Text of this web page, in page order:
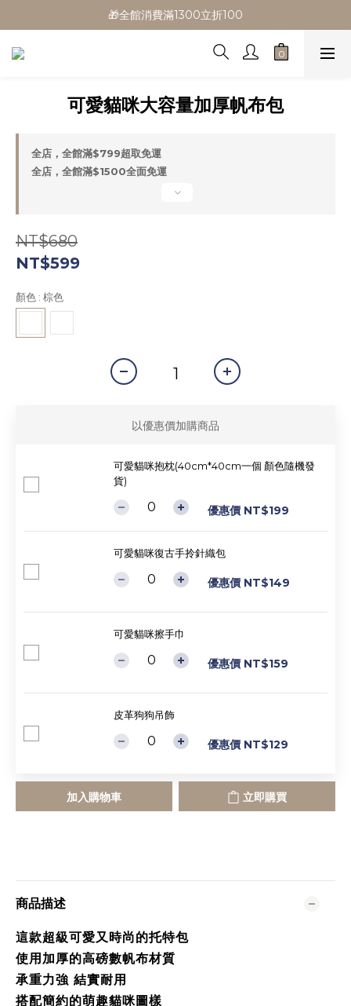
🎁全館消費滿1300立折100
🎁全館消費滿1300立折100
🎉新會員首購/超取免運
🎁全館消費滿1300立折100
可愛貓咪大容量加厚帆布包
全店，全館滿$799超取免運
全店，全館滿$1500全面免運
NT$680
NT$599
顏色 : 棕色
以優惠價加購商品
可愛貓咪抱枕(40cm*40cm一個 顏色隨機發
貨)
優惠價 NT$199
可愛貓咪復古手拎針織包
優惠價 NT$149
可愛貓咪擦手巾
優惠價 NT$159
皮革狗狗吊飾
優惠價 NT$129
加入購物車 立即購買
商品描述
這款超級可愛又時尚的托特包
使用加厚的高磅數帆布材質
承重力強 結實耐用
搭配簡約的萌趣貓咪圖樣